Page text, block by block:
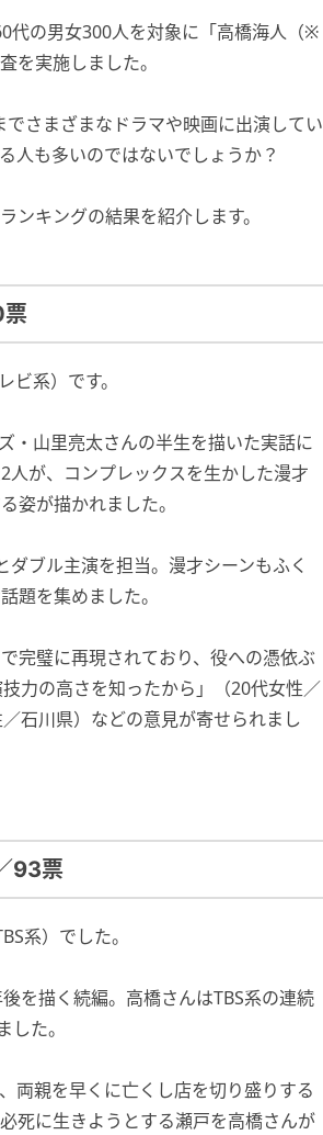
代の男女300人を対象に「高橋海人（※
を実施しました。
さまざまなドラマや映画に出演してい
人も多いのではないでしょうか？
キングの結果を紹介します。
系）です。
・山里亮太さんの半生を描いた実話に
が、コンプレックスを生かした漫才
姿が描かれました。
ブル主演を担当。漫才シーンもふく
題を集めました。
完璧に再現されており、役への憑依ぶ
力の高さを知ったから」（20代女性／
石川県）などの意見が寄せられまし
93票
系）でした。
を描く続編。高橋さんはTBS系の連続
た。
両親を早くに亡くし店を切り盛りする
死に生きようとする瀬戸を高橋さんが